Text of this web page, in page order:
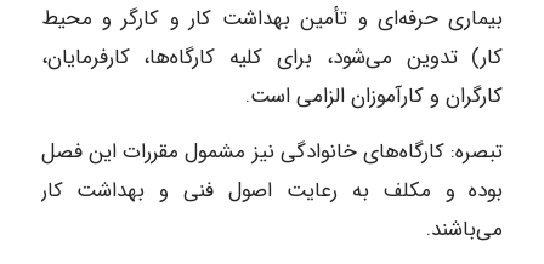
بیماری حرفه‌ای و تأمین بهداشت کار و کارگر و محیط
کار) تدوین می‌شود، برای‌ کلیه کارگاه‌ها، کارفرمایان،
کارگران و کارآموزان الزامی است.
‌تبصره: کارگاه‌های خانوادگی نیز مشمول مقررات این فصل
بوده و مکلف به رعایت اصول فنی و بهداشت کار
می‌باشند.